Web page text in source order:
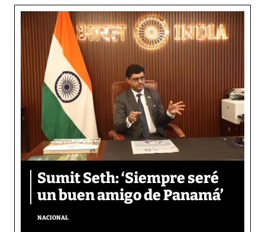
Sumit Seth: ‘Siempre seré
un buen amigo de Panamá’
NACIONAL